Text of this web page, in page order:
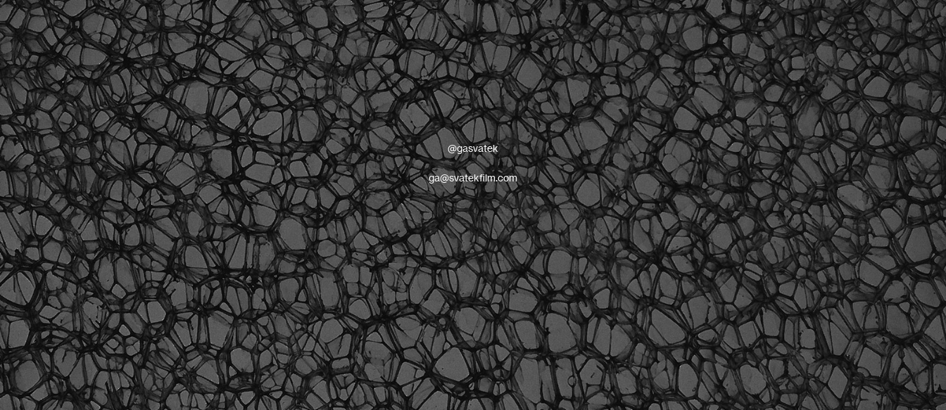
@gasvatek
ga@svatekfilm.com